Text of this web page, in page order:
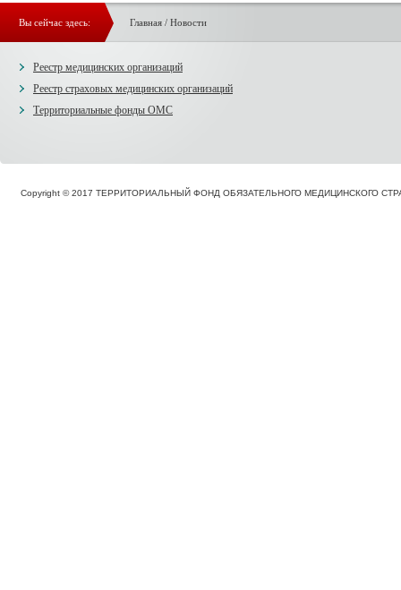
Вы сейчас здесь: Главная/ Новости
Реестр медицинских организаций
Реестр страховых медицинских организаций
Территориальные фонды ОМС
Copyright © 2017 ТЕРРИТОРИАЛЬНЫЙ ФОНД ОБЯЗАТЕЛЬНОГО МЕДИЦИНСКОГО